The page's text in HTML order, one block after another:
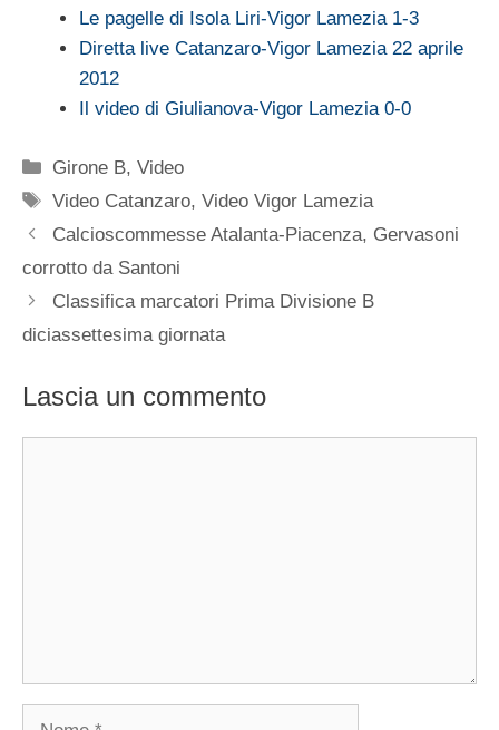
Le pagelle di Isola Liri-Vigor Lamezia 1-3
Diretta live Catanzaro-Vigor Lamezia 22 aprile
2012
Il video di Giulianova-Vigor Lamezia 0-0
Categorie
Girone B,Video
Tag
Video Catanzaro,Video Vigor Lamezia
Calcioscommesse Atalanta-Piacenza, Gervasoni
corrotto da Santoni
Classifica marcatori Prima Divisione B
diciassettesima giornata
Lascia un commento
Nome